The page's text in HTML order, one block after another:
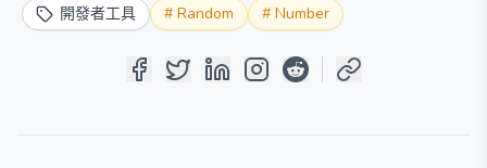
開發者工具 # Random # Number